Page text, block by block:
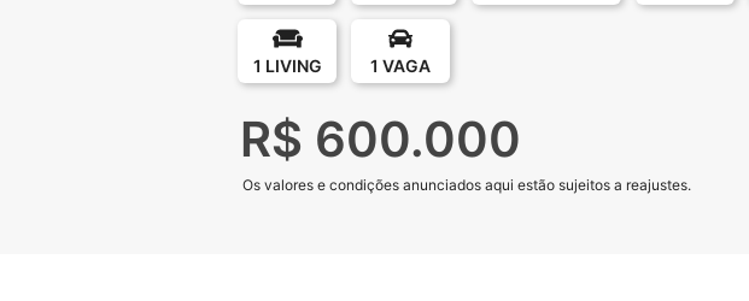
1 LIVING 1 VAGA
R$ 600.000
Os valores e condições anunciados aqui estão sujeitos a reajustes.